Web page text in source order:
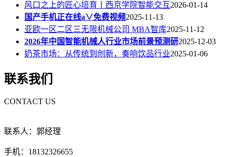
风口之上的匠心培育丨西京学院智能交互2026-01-14
国产手机正在线a∨免费视频2025-11-13
亚欧一区二区三无限机械公司 MBA智库2025-11-12
2026年中国智能机械人行业市场前景预测研2025-12-03
奶茶市场：从传统到创新，奏响饮品行业2025-01-06
联系我们
CONTACT US
联系人：郭经理
手机：18132326655